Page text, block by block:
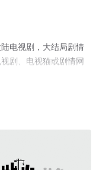
电视剧，大结局剧情
剧、电视猫或剧情网